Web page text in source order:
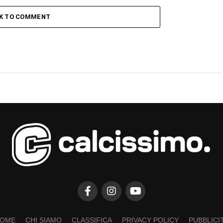
TO COMMENT
CHI SIAMO CLASSIFICA PRIVACY POLICY